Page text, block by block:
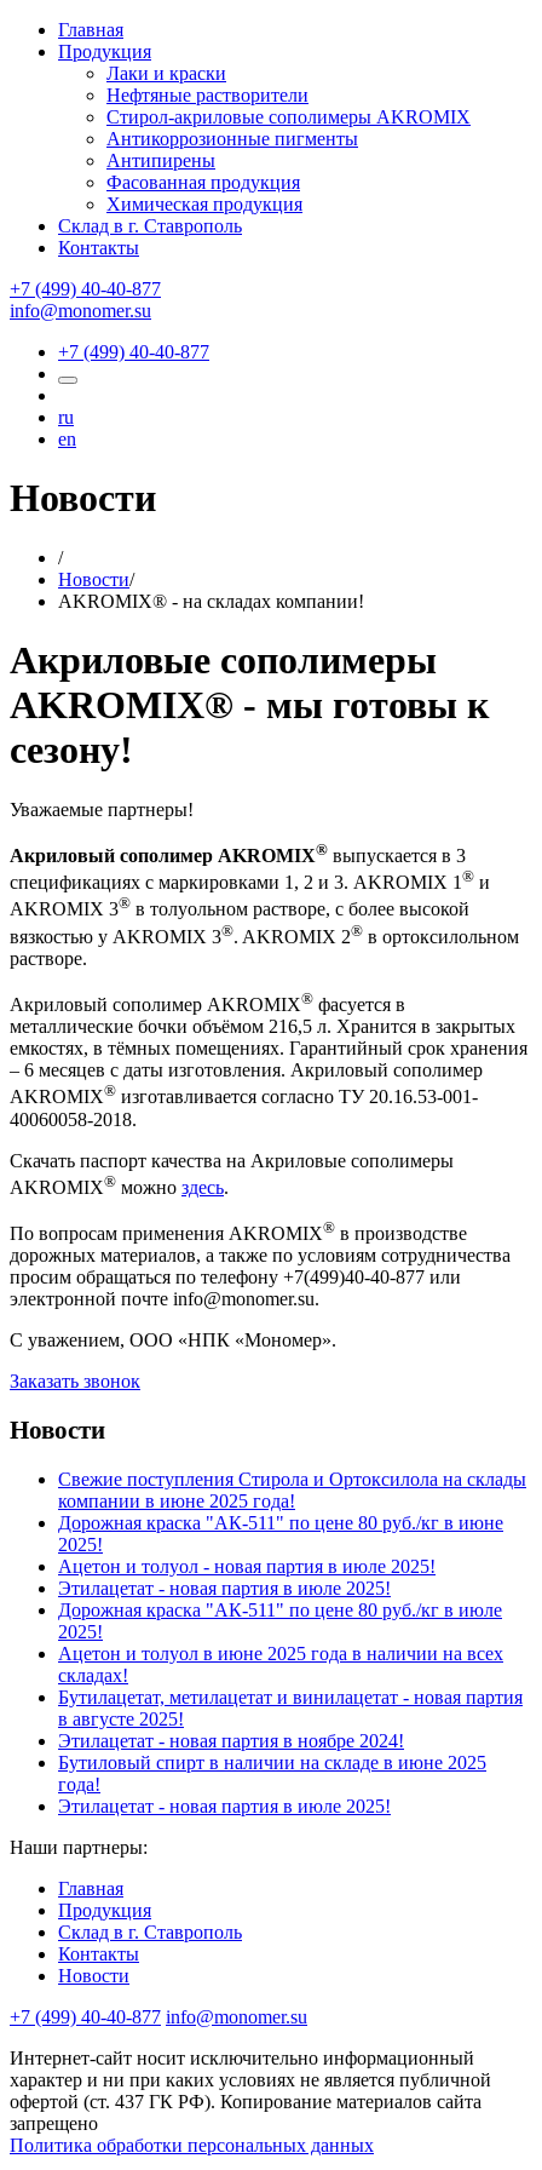
Главная
Продукция
Лаки и краски
Нефтяные растворители
Стирол-акриловые сополимеры AKROMIX
Антикоррозионные пигменты
Антипирены
Фасованная продукция
Химическая продукция
Склад в г. Ставрополь
Контакты
+7 (499) 40-40-877
info@monomer.su
+7 (499) 40-40-877
ru
en
Новости
/
Новости/
AKROMIX® - на складах компании!
Акриловые сополимеры
AKROMIX® - мы готовы к
сезону!
Уважаемые партнеры!
Акриловый сополимер AKROMIX® выпускается в 3
спецификациях с маркировками 1, 2 и 3. AKROMIX 1® и
AKROMIX 3® в толуольном растворе, с более высокой
вязкостью у AKROMIX 3®. AKROMIX 2® в ортоксилольном
растворе.
Акриловый сополимер AKROMIX® фасуется в
металлические бочки объёмом 216,5 л. Хранится в закрытых
емкостях, в тёмных помещениях. Гарантийный срок хранения
‒ 6 месяцев с даты изготовления. Акриловый сополимер
AKROMIX® изготавливается согласно ТУ 20.16.53-001-
40060058-2018.
Скачать паспорт качества на Акриловые сополимеры
AKROMIX® можно здесь.
По вопросам применения AKROMIX® в производстве
дорожных материалов, а также по условиям сотрудничества
просим обращаться по телефону +7(499)40-40-877 или
электронной почте info@monomer.su.
С уважением, ООО «НПК «Мономер».
Заказать звонок
Новости
Свежие поступления Стирола и Ортоксилола на склады
компании в июне 2025 года!
Дорожная краска "АК-511" по цене 80 руб./кг в июне
2025!
Ацетон и толуол - новая партия в июле 2025!
Этилацетат - новая партия в июле 2025!
Дорожная краска "АК-511" по цене 80 руб./кг в июле
2025!
Ацетон и толуол в июне 2025 года в наличии на всех
складах!
Бутилацетат, метилацетат и винилацетат - новая партия
в августе 2025!
Этилацетат - новая партия в ноябре 2024!
Бутиловый спирт в наличии на складе в июне 2025
года!
Этилацетат - новая партия в июле 2025!
Наши партнеры:
Главная
Продукция
Склад в г. Ставрополь
Контакты
Новости
+7 (499) 40-40-877 info@monomer.su
Интернет-сайт носит исключительно информационный
характер и ни при каких условиях не является публичной
офертой (ст. 437 ГК РФ). Копирование материалов сайта
запрещено
Политика обработки персональных данных